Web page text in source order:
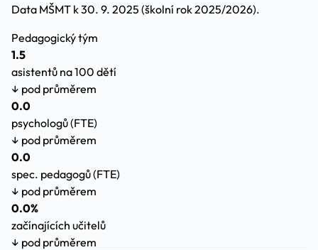
Data MŠMT k 30. 9. 2025 (školní rok 2025/2026).
Pedagogický tým
1.5
asistentů na 100 dětí
↓ pod průměrem
0.0
psychologů (FTE)
↓ pod průměrem
0.0
spec. pedagogů (FTE)
↓ pod průměrem
0.0%
začínajících učitelů
↓ pod průměrem